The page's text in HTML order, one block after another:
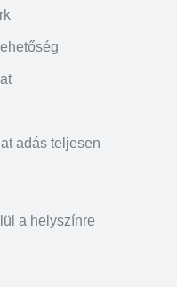
adás teljesen
a helyszínre